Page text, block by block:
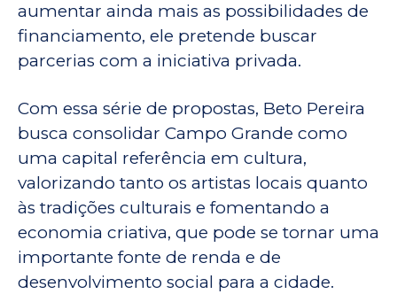
aumentar ainda mais as possibilidades de
financiamento, ele pretende buscar
parcerias com a iniciativa privada.
Com essa série de propostas, Beto Pereira
busca consolidar Campo Grande como
uma capital referência em cultura,
valorizando tanto os artistas locais quanto
às tradições culturais e fomentando a
economia criativa, que pode se tornar uma
importante fonte de renda e de
desenvolvimento social para a cidade.